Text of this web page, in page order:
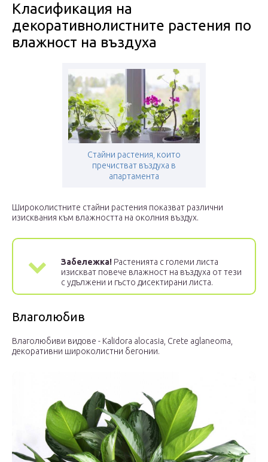
Класификация на
декоративнолистните растения по
влажност на въздуха
Стайни растения, които
пречистват въздуха в
апартамента
Широколистните стайни растения показват различни
изисквания към влажността на околния въздух.
Забележка! Растенията с големи листа
изискват повече влажност на въздуха от тези
с удължени и гъсто дисектирани листа.
Влаголюбив
Влаголюбиви видове - Kalidora alocasia, Crete aglaneoma,
декоративни широколистни бегонии.